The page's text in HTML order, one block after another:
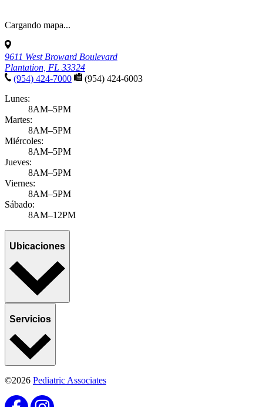
(954) 424-7000
Lunes:
8AM–5PM
Martes:
8AM–5PM
Miércoles:
8AM–5PM
Jueves:
8AM–5PM
Viernes:
8AM–5PM
Sábado:
8AM–12PM
Ubicaciones
Servicios
©2026Pediatric Associates
©2026 Pediatric Associates